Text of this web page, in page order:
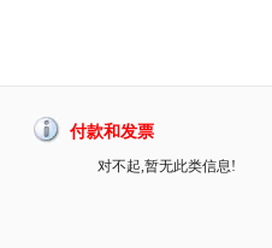
付款和发票
对不起,暂无此类信息!